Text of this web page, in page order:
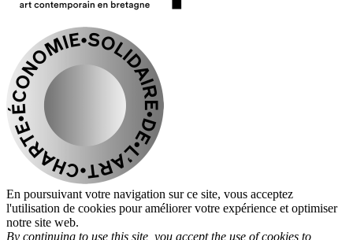
En poursuivant votre navigation sur ce site, vous acceptez
l'utilisation de cookies pour améliorer votre expérience et optimiser
notre site web.
By continuing to use this site, you accept the use of cookies to